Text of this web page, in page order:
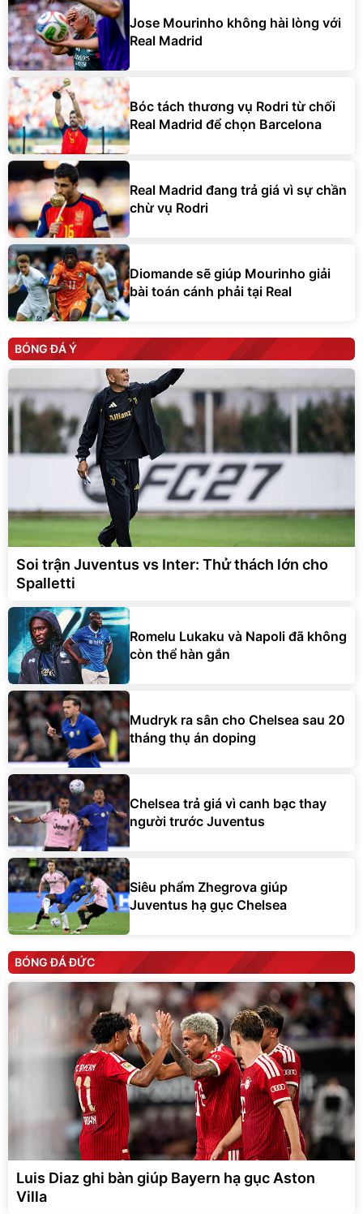
Jose Mourinho không hài lòng với
Real Madrid
Bóc tách thương vụ Rodri từ chối
Real Madrid để chọn Barcelona
Real Madrid đang trả giá vì sự chần
chừ vụ Rodri
Diomande sẽ giúp Mourinho giải
bài toán cánh phải tại Real
BÓNG ĐÁ Ý
Soi trận Juventus vs Inter: Thử thách lớn cho
Spalletti
Romelu Lukaku và Napoli đã không
còn thể hàn gắn
Mudryk ra sân cho Chelsea sau 20
tháng thụ án doping
Chelsea trả giá vì canh bạc thay
người trước Juventus
Siêu phẩm Zhegrova giúp
Juventus hạ gục Chelsea
BÓNG ĐÁ ĐỨC
Luis Diaz ghi bàn giúp Bayern hạ gục Aston
Villa